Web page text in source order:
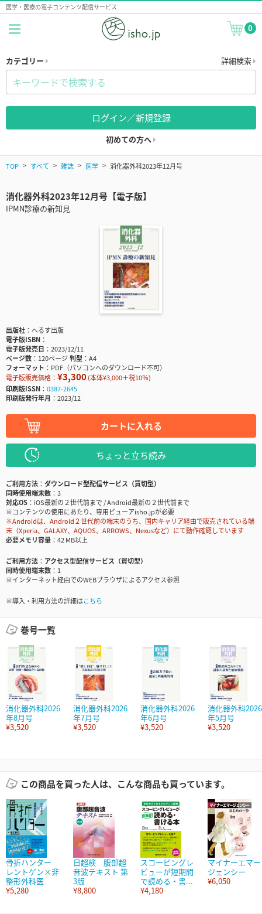
医学・医療の電子コンテンツ配信サービス
0
カテゴリー 詳細検索
ログイン／新規登録
初めての方へ
TOP すべて 雑誌 医学 消化器外科2023年12月号
消化器外科2023年12月号【電子版】
IPMN診療の新知見
出版社
へるす出版
電子版ISBN
電子版発売日
2023/12/11
ページ数
120ページ判型
A4
フォーマット
PDF（パソコンへのダウンロード不可）
電子版販売価格： ¥3,300(本体¥3,000＋税10％)
印刷版ISSN
0387-2645
印刷版発行年月
2023/12
カートに入れる
ちょっと立ち読み
ご利用方法
ダウンロード型配信サービス（買切型）
同時使用端末数
3
対応OS
iOS最新の２世代前まで / Android最新の２世代前まで
※コンテンツの使用にあたり、専用ビューアisho.jpが必要
※Androidは、Android２世代前の端末のうち、国内キャリア経由で販売されている端
末（Xperia、GALAXY、AQUOS、ARROWS、Nexusなど）にて動作確認しています
必要メモリ容量
42 MB以上
ご利用方法
アクセス型配信サービス（買切型）
同時使用端末数
1
※インターネット経由でのWEBブラウザによるアクセス参照
※導入・利用方法の詳細はこちら
巻号一覧
消化器外科2026
年8月号
¥3,520
消化器外科2026
年7月号
¥3,520
消化器外科2026
年6月号
¥3,520
消化器外科2026
年5月号
¥3,520
この商品を買った人は、こんな商品も買っています。
骨折ハンター
レントゲン×非
整形外科医
¥5,280
日超検 腹部超
音波テキスト 第
3版
¥8,800
スコーピングレ
ビューが短期間
で読める・書...
¥4,180
マイナーエマー
ジェンシー
¥6,050